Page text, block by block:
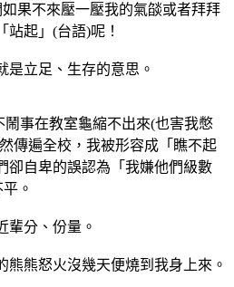
果不來壓一壓我的氣燄或者拜拜
起」(台語)呢！
立足、生存的意思。
事在教室龜縮不出來(也害我憋
傳遍全校，我被形容成「瞧不起
卻自卑的誤認為「我嫌他們級數
。
分、份量。
熊怒火沒幾天便燒到我身上來。